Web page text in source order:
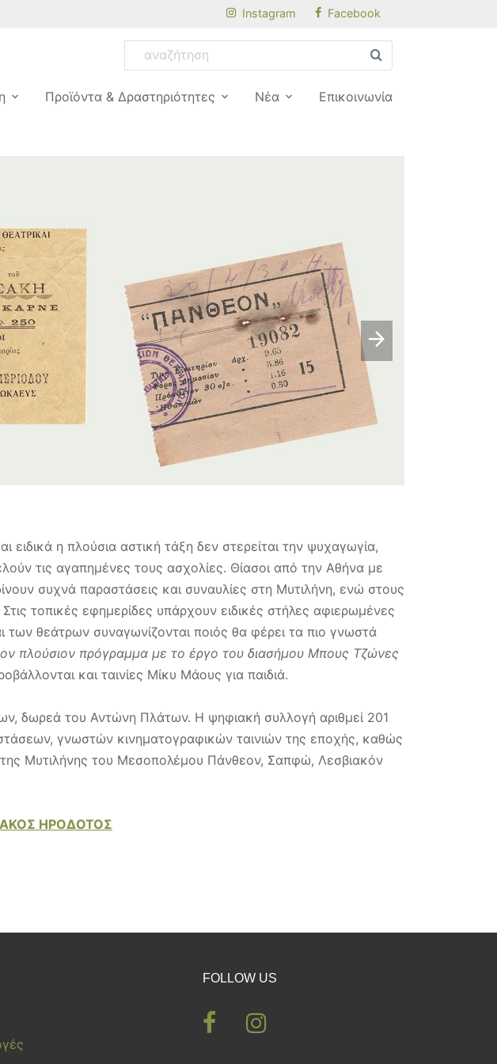
Instagram Facebook
Προϊόντα & Δραστηριότητες Νέα Επικοινωνία
η πλούσια αστική τάξη δεν στερείται την ψυχαγωγία,
τις αγαπημένες τους ασχολίες. Θίασοι από την Αθήνα με
συχνά παραστάσεις και συναυλίες στη Μυτιλήνη, ενώ στους
τοπικές εφημερίδες υπάρχουν ειδικές στήλες αφιερωμένες
των θεάτρων συναγωνίζονται ποιός θα φέρει τα πιο γνωστά
πλούσιον πρόγραμμα με το έργο του διασήμου Μπους Τζώνες
και ταινίες Μίκυ Μάους για παιδιά.
δωρεά του Αντώνη Πλάτων. Η ψηφιακή συλλογή αριθμεί 201
γνωστών κινηματογραφικών ταινιών της εποχής, καθώς
Μυτιλήνης του Μεσοπολέμου Πάνθεον, Σαπφώ, Λεσβιακόν
ΗΡΟΔΟΤΟΣ
FOLLOW US